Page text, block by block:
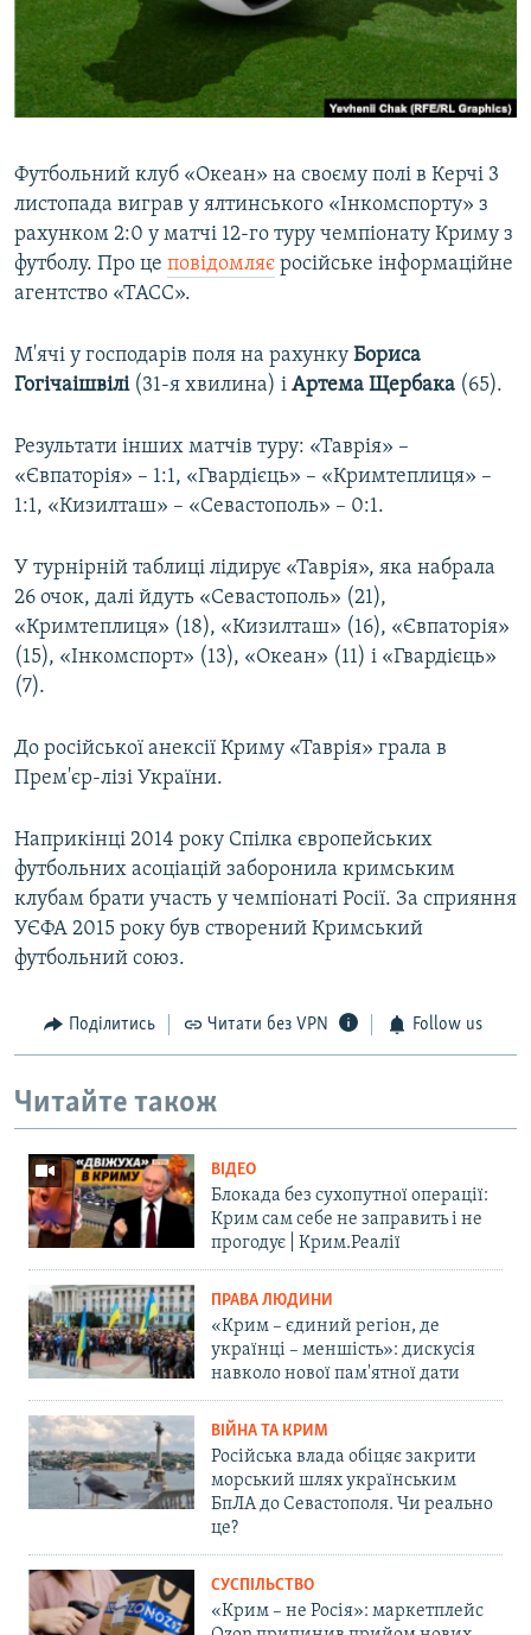
ВІДЕОУРОКИ «ELIFBE»
СВІДЧЕННЯ ОКУПАЦІЇ
УКРАЇНСЬКА ПРОБЛЕМА КРИМУ
Русский
Qırımtatar
Усі сайти RFE/RL
Футбольний клуб «Океан» на своєму полі в Керчі 3
листопада виграв у ялтинського «Інкомспорту» з
рахунком 2:0 у матчі 12-го туру чемпіонату Криму з
футболу. Про це повідомляє російське інформаційне
агентство «ТАСС».
М'ячі у господарів поля на рахунку Бориса
Гогічаішвілі(31-я хвилина) і Артема Щербака (65).
Результати інших матчів туру: «Таврія» –
«Євпаторія» – 1:1, «Гвардієць» – «Кримтеплиця» –
1:1, «Кизилташ» – «Севастополь» – 0:1.
У турнірній таблиці лідирує «Таврія», яка набрала
26 очок, далі йдуть «Севастополь» (21),
«Кримтеплиця» (18), «Кизилташ» (16), «Євпаторія»
(15), «Інкомспорт» (13), «Океан» (11) і «Гвардієць»
(7).
До російської анексії Криму «Таврія» грала в
Прем'єр-лізі України.
Наприкінці 2014 року Спілка європейських
футбольних асоціацій заборонила кримським
клубам брати участь у чемпіонаті Росії. За сприяння
УЄФА 2015 року був створений Кримський
футбольний союз.
Поділитись Читати без VPN Follow us
Читайте також
ВІДЕО
Блокада без сухопутної операції:
Крим сам себе не заправить і не
прогодує | Крим.Реалії
ПРАВА ЛЮДИНИ
«Крим – єдиний регіон, де
українці – меншість»: дискусія
навколо нової пам'ятної дати
ВІЙНА ТА КРИМ
Російська влада обіцяє закрити
морський шлях українським
БпЛА до Севастополя. Чи реально
це?
СУСПІЛЬСТВО
«Крим – не Росія»: маркетплейс